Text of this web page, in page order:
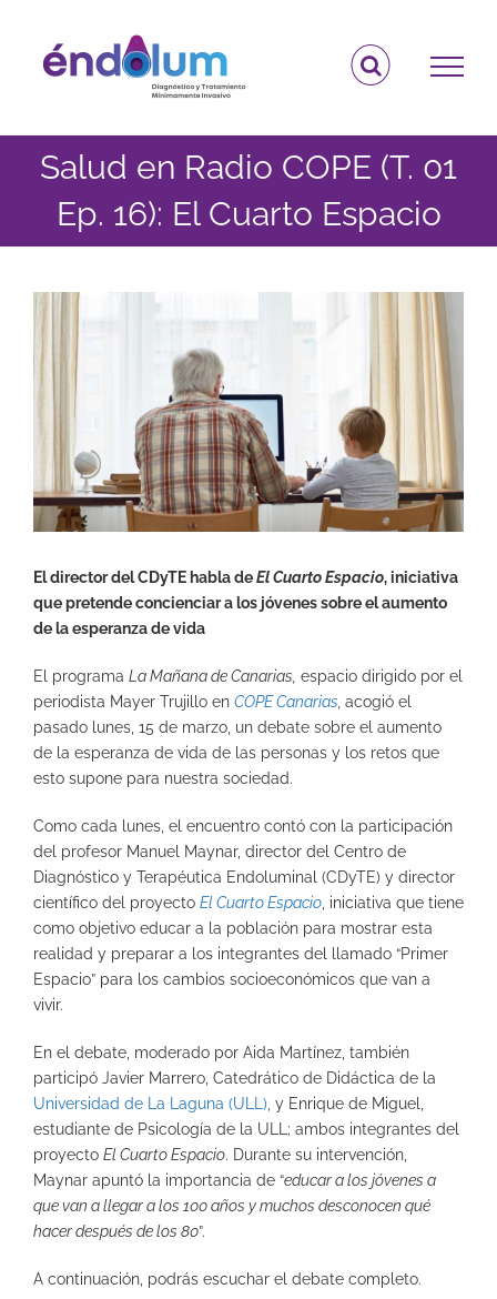
contenido
Salud en Radio COPE (T. 01
Ep. 16): El Cuarto Espacio
imagen
más
El director del CDyTE habla deEl Cuarto Espacio, iniciativa
que pretende concienciar a los jóvenes sobre el aumento
de la esperanza de vida
El programa La Mañana de Canarias, espacio dirigido por el
periodista Mayer Trujillo en COPE Canarias, acogió el
pasado lunes, 15 de marzo, un debate sobre el aumento
de la esperanza de vida de las personas y los retos que
esto supone para nuestra sociedad.
Como cada lunes, el encuentro contó con la participación
del profesor Manuel Maynar, director del Centro de
Diagnóstico y Terapéutica Endoluminal (CDyTE) y director
científico del proyecto El Cuarto Espacio, iniciativa que tiene
como objetivo educar a la población para mostrar esta
realidad y preparar a los integrantes del llamado “Primer
Espacio” para los cambios socioeconómicos que van a
vivir.
En el debate, moderado por Aida Martínez, también
participó Javier Marrero, Catedrático de Didáctica de la
Universidad de La Laguna (ULL), y Enrique de Miguel,
estudiante de Psicología de la ULL; ambos integrantes del
proyecto El Cuarto Espacio. Durante su intervención,
Maynar apuntó la importancia de “educar a los jóvenes a
que van a llegar a los 100 años y muchos desconocen qué
hacer después de los 80”.
A continuación, podrás escuchar el debate completo.